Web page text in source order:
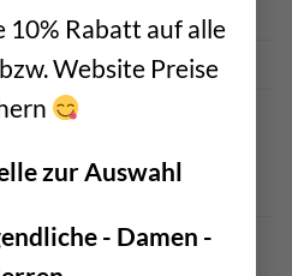
10% Rabatt auf alle
Website Preise
zur Auswahl
- Damen -